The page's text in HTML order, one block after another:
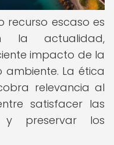
recurso escaso es
la actualidad,
impacto de la
ambiente. La ética
relevancia al
satisfacer las
y preservar los